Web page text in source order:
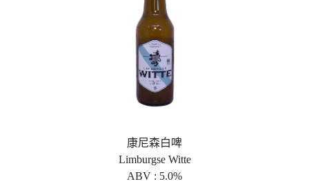
康尼森白啤
Limburgse Witte
ABV : 5.0%